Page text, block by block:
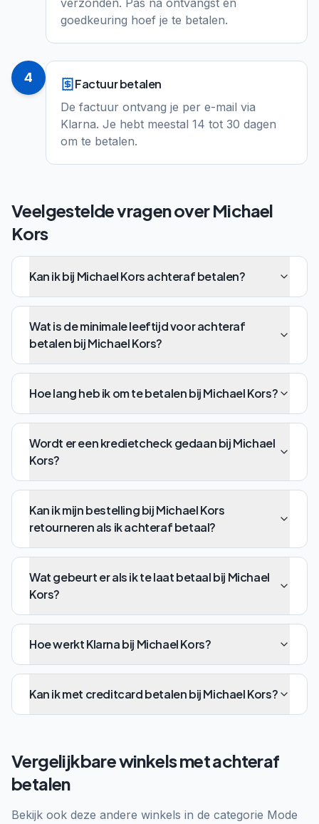
verzonden. Pas na ontvangst en
goedkeuring hoef je te betalen.
4 Factuur betalen
De factuur ontvang je per e-mail via
Klarna. Je hebt meestal 14 tot 30 dagen
om te betalen.
Veelgestelde vragen overMichael
Kors
Kan ik bij Michael Kors achteraf betalen?
Wat is de minimale leeftijd voor achteraf
betalen bij Michael Kors?
Hoe lang heb ik om te betalen bij Michael Kors?
Wordt er een kredietcheck gedaan bij Michael
Kors?
Kan ik mijn bestelling bij Michael Kors
retourneren als ik achteraf betaal?
Wat gebeurt er als ik te laat betaal bij Michael
Kors?
Hoe werkt Klarna bij Michael Kors?
Kan ik met creditcard betalen bij Michael Kors?
Vergelijkbare winkels met achteraf
betalen
Bekijk ook deze andere winkels in de categorie Mode